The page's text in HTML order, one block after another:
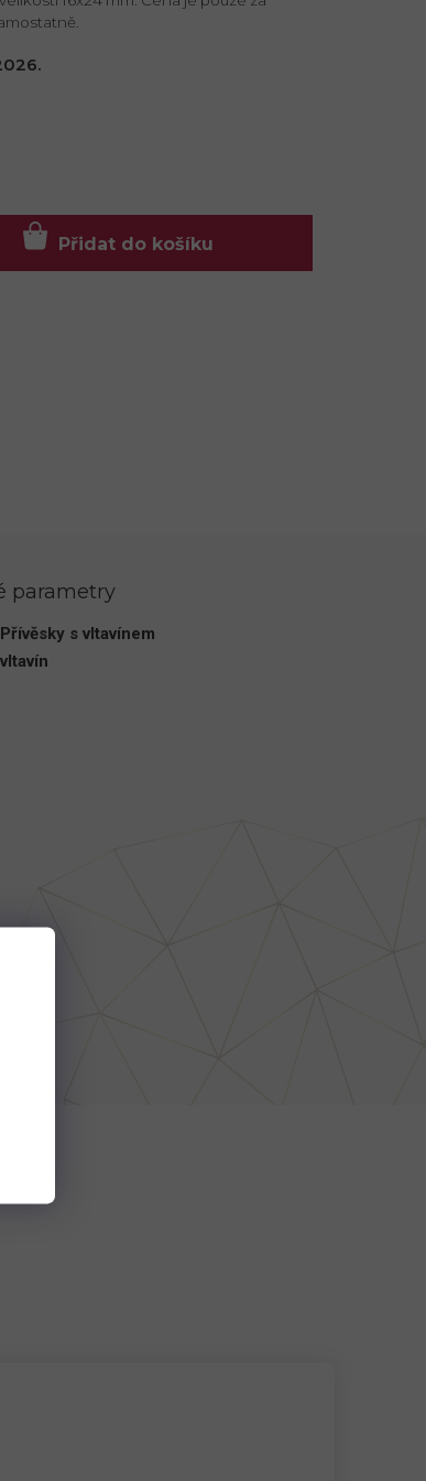
Přidat do košíku
parametry
Přívěsky s vltavínem
vltavín